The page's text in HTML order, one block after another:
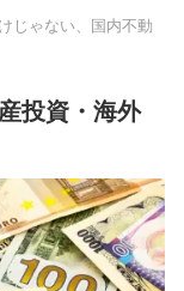
じゃない、国内不動
投資・海外